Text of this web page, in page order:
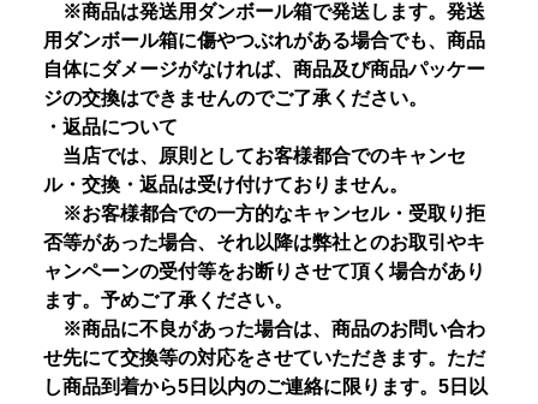
※商品は発送用ダンボール箱で発送します。発送
用ダンボール箱に傷やつぶれがある場合でも、商品
自体にダメージがなければ、商品及び商品パッケー
ジの交換はできませんのでご了承ください。
・返品について
当店では、原則としてお客様都合でのキャンセ
ル・交換・返品は受け付けておりません。
※お客様都合での一方的なキャンセル・受取り拒
否等があった場合、それ以降は弊社とのお取引やキ
ャンペーンの受付等をお断りさせて頂く場合があり
ます。予めご了承ください。
※商品に不良があった場合は、商品のお問い合わ
せ先にて交換等の対応をさせていただきます。ただ
し商品到着から5日以内のご連絡に限ります。5日以